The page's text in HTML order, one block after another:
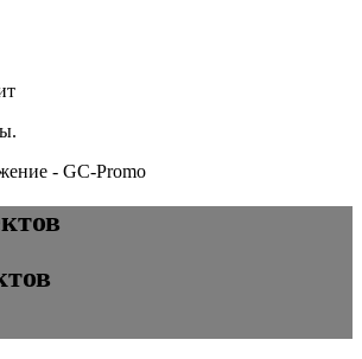
- GC-Promo